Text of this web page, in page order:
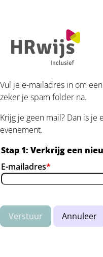
Vul je e-mailadres in om
zeker je spam folder na.
Krijg je geen mail? Dan is
evenement.
Stap 1: Verkrijg een
E-mailadres*
Verstuur Annuleer